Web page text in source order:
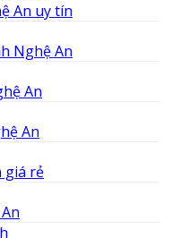
An uy tín
Nghệ An
An
An
giá rẻ